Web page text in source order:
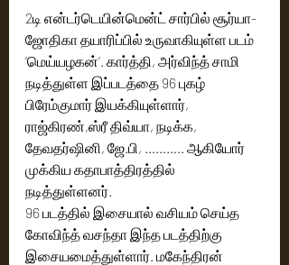
2டி என்டர்டெயின்மென்ட் சார்பில் சூர்யா-
ஜோதிகா தயாரிப்பில் உருவாகியுள்ள படம்
‘மெய்யழகன்’. கார்த்தி, அர்விந்த் சாமி
நடித்துள்ள இப்படத்தை 96 புகழ்
பிரேம்குமார் இயக்கியுள்ளார்,
ராஜ்கிரண்,ஸ்ரீ திவ்யா, நடிக்க,
தேவதர்ஷினி, ஜே.பி, ……….. ஆகியோர்
முக்கிய கதாபாத்திரத்தில்
நடித்துள்ளனர்.
96 படத்தில் இசையால் வசியம் செய்த
கோவிந்த் வசந்தா இந்த படத்திற்கு
இசையமைத்துள்ளார். மகேந்திரன்